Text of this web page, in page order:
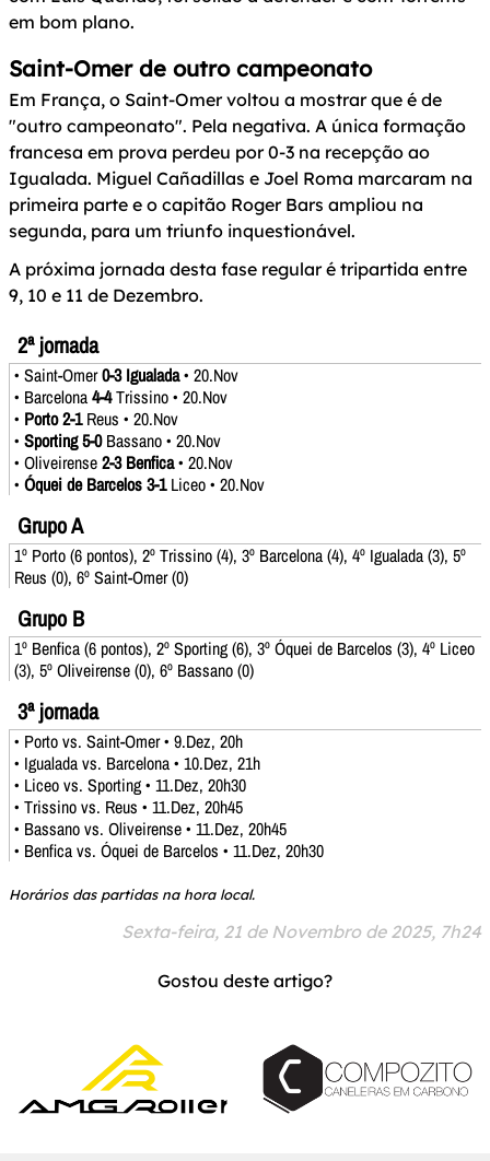
em bom plano.
Saint-Omer de outro campeonato
Em França, o Saint-Omer voltou a mostrar que é de
"outro campeonato". Pela negativa. A única formação
francesa em prova perdeu por 0-3 na recepção ao
Igualada. Miguel Cañadillas e Joel Roma marcaram na
primeira parte e o capitão Roger Bars ampliou na
segunda, para um triunfo inquestionável.
A próxima jornada desta fase regular é tripartida entre
9, 10 e 11 de Dezembro.
2ª jornada
• Saint-Omer0-3 Igualada• 20.Nov
• Barcelona4-4Trissino • 20.Nov
• Porto 2-1Reus • 20.Nov
• Sporting 5-0Bassano • 20.Nov
• Oliveirense2-3 Benfica• 20.Nov
• Óquei de Barcelos 3-1Liceo • 20.Nov
Grupo A
1º Porto (6 pontos), 2º Trissino (4), 3º Barcelona (4), 4º Igualada (3), 5º
Reus (0), 6º Saint-Omer (0)
Grupo B
1º Benfica (6 pontos), 2º Sporting (6), 3º Óquei de Barcelos (3), 4º Liceo
(3), 5º Oliveirense (0), 6º Bassano (0)
3ª jornada
• Porto vs. Saint-Omer • 9.Dez, 20h
• Igualada vs. Barcelona • 10.Dez, 21h
• Liceo vs. Sporting • 11.Dez, 20h30
• Trissino vs. Reus • 11.Dez, 20h45
• Bassano vs. Oliveirense • 11.Dez, 20h45
• Benfica vs. Óquei de Barcelos • 11.Dez, 20h30
Horários das partidas na hora local.
Sexta-feira, 21 de Novembro de 2025, 7h24
Gostou deste artigo?